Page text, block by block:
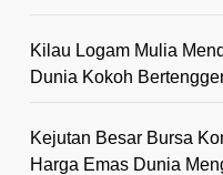
Kilau Logam Mulia
Dunia Kokoh
Kejutan Besar Bursa
Harga Emas Dunia